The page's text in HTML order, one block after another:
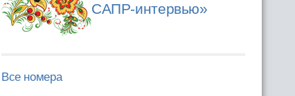
САПР-интервью»
Все номера